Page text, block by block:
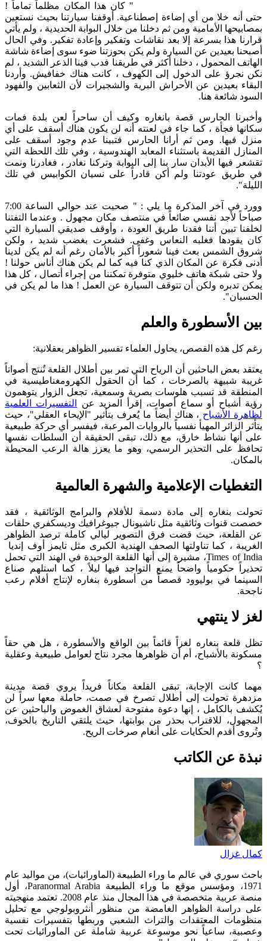
" كان هذا المكان مظلماً تماماً !
حتى أنه خلا من أي إضاءة إصطناعية. أوقفنا سيارتنا بحيث نستعين
بمصابيحها الأمامية ومن ثم دخلنا من خلال البوابة الحديدية ، ولم يأتي
قرارنا هذا بسرعة إلا بعد نقاشات وتفكير وإعادة تفكير. وفي الحال
أصبحنا بعيدين عن السيارة ولم يكن بحوزتنا ضوء سوى إضاءة شاشة
الهاتف المحمول ، دخلنا أكثر في طريقنا فدب فينا الذعر الشديد ، لم
نكن نجرؤ على الدخول إلى الكهوف ، كانت هناك خفافيش. وأردنا
البقاء بعيدين عن الأحراش البرية والشجيرات لأن الثعابين والفهود
السود شائعة هنا.
وأخبرنا الحارس قصة بانغاره وكيف أن ساحراً لعن بلدة فمات
سكانها فجأة ، كما جاء في لعنته أنه لن يكون هناك أسقف على أي
منزل فيها. ومن ثم أرانا الحارس فتبينا عدم وجود أسقف على
المنازل القديمة باستثناء المعابد الهندوسية ، وفي تلك اللحظة التي
تقشعر فيها الأبدان سار بنا إلى البوابة وتركنا نغادر ، فغادرنا ونمت
في طريق عودتنا ولم أكن قادراً على نسيان الكوابيس في تلك
الليلة".
وورد في آخر المذكرة ما يلي : " صحيت عند حوالي الساعة 7:00
صباحاً لأجد نفسي ضائعاً في منتصف مكان مجهول . وعندما التفتنا
لخلفنا تبين أننا فقدنا طريق العودة ، وأوقف صديقي السيارة التي
كان يقودها فغلبه النعاس وغفى. فشعرت بغضب شديد ، ولكن
شروق الشمس بعث فينا شعوراً أكبر بالأمان رغم أنه لم يكن لدينا
أدنى فكرة عن المكان الذي كنا فيه كما لم يكن هناك أناس حولنا !
ولا حتى شبكة هاتف خليوي متوفرة تمكننا من إجراء أتصال ، كل هذا
يمكن تدبره ولكن أن تتوقف السيارة عن العمل ! هذا ما لم يكن في
الحسبان".
بين الأسطورة والعلم
رغم كل هذه القصص، يحاول العلماء تفسير الظواهر بعقلانية:
يعتقد بعض الباحثين أن الرياح التي تمر بين أطلال القلعة تُنتج أصواتاً
غريبة شبيهة بالصرخات ، كما أن الحقول الكهرومغناطيسية في
المنطقة قد تسبب هلوسات بصرية وسمعية، تجعل الزوار يتوهمون
رؤية أشباح أو سماع أصوات، إقرأ المزيد عن
التفسيرات العلمية
لظاهرة الأشباح ، هناك أيضاً ما يُعرف بتأثير "الإيحاء العقلي"، حيث
يتأثر الزائر المهيأ نفسياً بالروايات المرعبة، فيفسر أي حركة طبيعية
على أنها نشاط خارق، مع ذلك، تبقى الحقيقة أن السلطات نفسها
تحافظ على التحذير الرسمي، وهو ما يعزز هالة الرعب المحيطة
بالمكان.
التغطيات الإعلامية والشهرة العالمية
تحولت بنغاره إلى مادة دسمة للأفلام والبرامج الوثائقية ، فقد
خصصت قنوات وثائقية مثل ناشيونال جيوغرافيك وديسكفري حلقات
عن القلعة، حيث قضت فرق التصوير ليالي كاملة ترصد الظواهر
الغريبة ، كما تناولتها الصحف الهندية الكبرى مثل تايمز أوف إنديا
Times of India، مشيرة إلى أنها القلعة الوحيدة في الهند التي تحمل
تحذيراً حكومياً واضحاً يمنع التواجد فيها ليلاً ، كما استلهم صناع
السينما في بوليوود قصصاً من أسطورة بنغاره لإنتاج أفلام رعب
ناجحة.
لغز لا ينتهي
تظل قلعة بنغاره لغزاً قائماً بين الواقع والأسطورة ، هل هي حقاً
مسكونة بالأشباح، أم أن ظواهرها مجرد نتاج لعوامل طبيعية وعقلية
؟
مهما كانت الإجابة، تبقى القلعة مكاناً فريداً يروي قصة مدينة
مزدهرة تحولت إلى أطلال تصرخ في صمت، حاملة معها سراً لن
يُكشف بالكامل ، إنها دعوة مفتوحة لعشاق الغموض والباحثين عن
المجهول، للاقتراب بحذر من بوابتها، حيث يلتقي التاريخ بالخوف،
وتُروى أقدم الحكايات على أنغام صرخات الريح.
نبذة عن الكاتب
كمال غزال
باحث سوري في عالم ما وراء الطبيعة (الماورائيات)، من مواليد عام
1971، ومؤسس موقع ما وراء الطبيعة Paranormal Arabia، أول
منصة عربية متخصصة في هذا المجال منذ عام 2008. تعتمد منهجيته
على دراسة الظواهر الغامضة من منظور أنثروبولوجي مع تحليل
منظومات المعتقدات والتراث الشعبي وربطها بتفسيرات نفسية
وعصبية، ساعياً نحو موسوعة عربية شاملة عن الماورائيات تحت